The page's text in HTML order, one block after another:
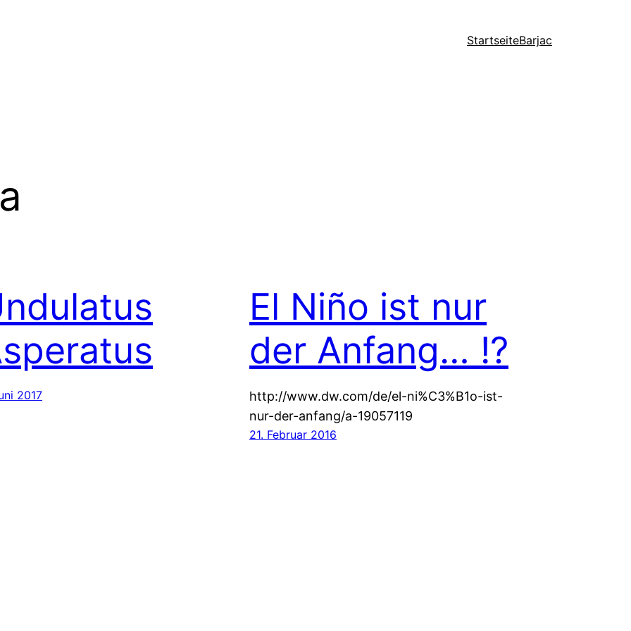
StartseiteBarjac
2017
El Niño ist nur
der Anfang… !?
http://www.dw.com/de/el-ni%C3%B1o-ist-
nur-der-anfang/a-19057119
21. Februar 2016